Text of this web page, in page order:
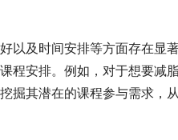
以及时间安排等方面存在显
程安排。例如，对于想要减
掘其潜在的课程参与需求，